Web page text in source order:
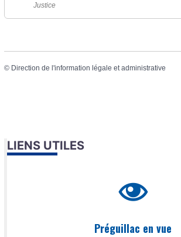
Justice
© Direction de l'information légale et administrative
LIENS UTILES
Préguillac en vue